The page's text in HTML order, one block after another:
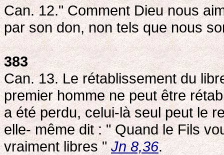
Can. 12." Comment Dieu nous
par son don, non tels que nous
383
Can. 13. Le rétablissement du
premier homme ne peut être
a été perdu, celui-là seul peut le
elle- même dit : " Quand le Fils
vraiment libres "Jn 8,36.